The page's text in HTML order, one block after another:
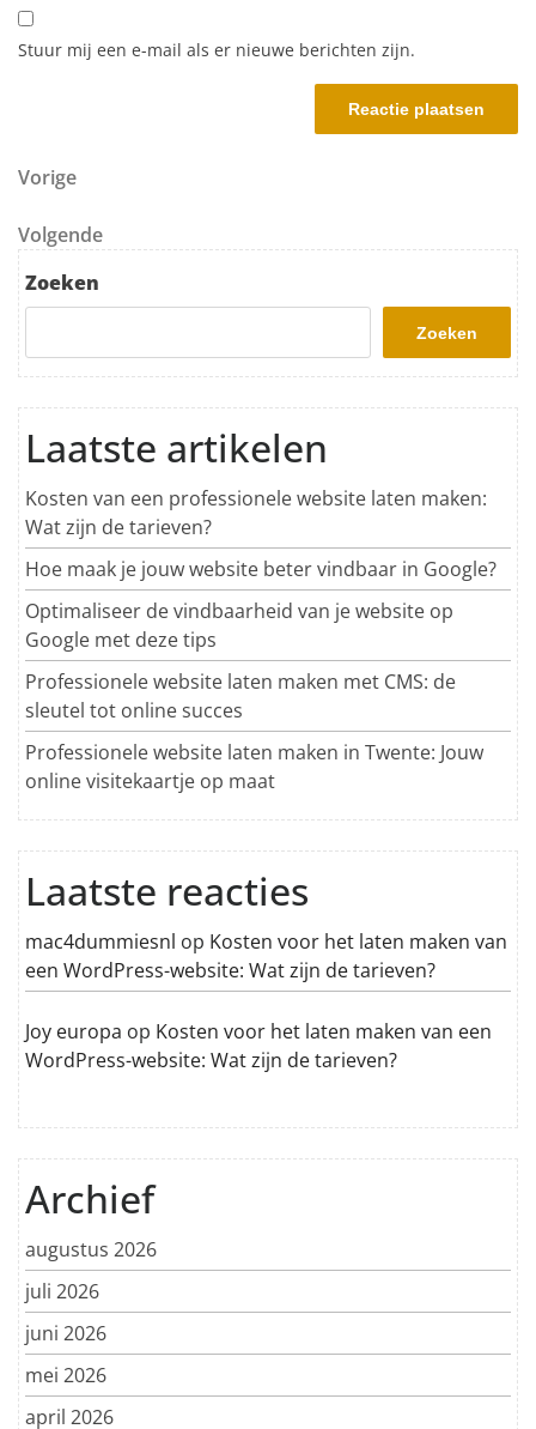
Stuur mij een e-mail als er nieuwe berichten zijn.
Berichtnavigatie
Vorig bericht
Vorige
Volgend bericht
Volgende
Zoeken
Zoeken
Laatste artikelen
Kosten van een professionele website laten maken:
Wat zijn de tarieven?
Hoe maak je jouw website beter vindbaar in Google?
Optimaliseer de vindbaarheid van je website op
Google met deze tips
Professionele website laten maken met CMS: de
sleutel tot online succes
Professionele website laten maken in Twente: Jouw
online visitekaartje op maat
Laatste reacties
mac4dummiesnl op Kosten voor het laten maken van
een WordPress-website: Wat zijn de tarieven?
Joy europa op Kosten voor het laten maken van een
WordPress-website: Wat zijn de tarieven?
Archief
augustus 2026
juli 2026
juni 2026
mei 2026
april 2026